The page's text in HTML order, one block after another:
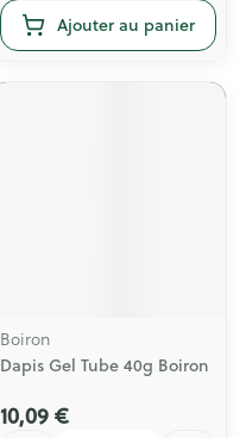
Ajouter au panier
Boiron
Dapis Gel Tube 40g Boiron
10,09 €